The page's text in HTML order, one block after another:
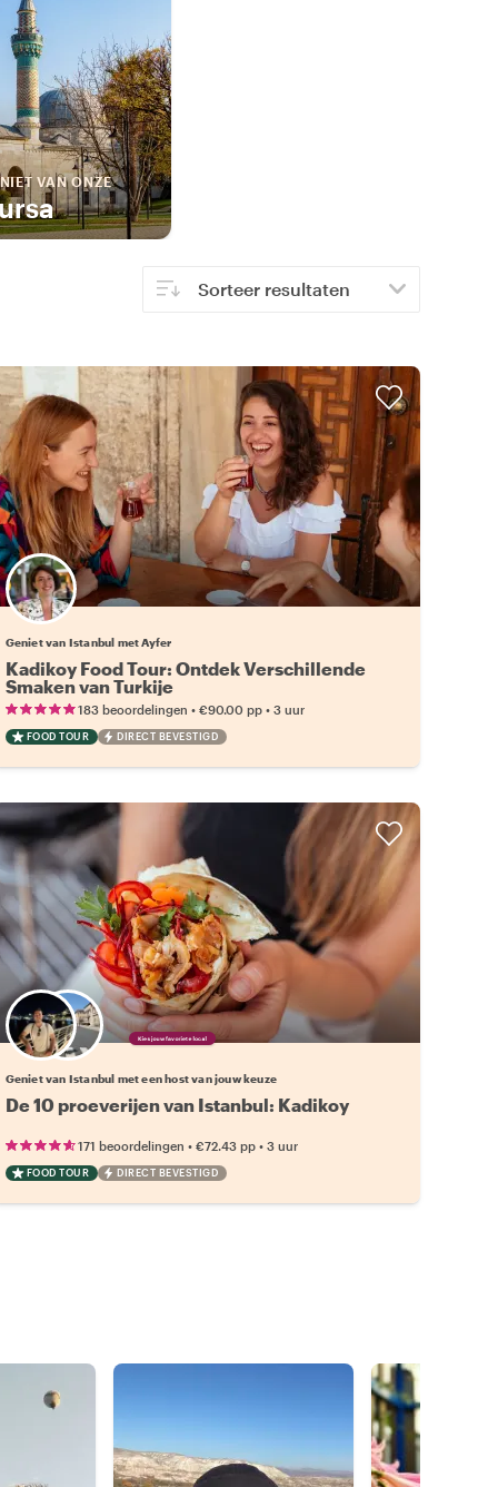
VAN ONZE
Sorteer resultaten
Geniet van Istanbul met Ayfer
Kadikoy Food Tour: Ontdek Verschillende
Smaken van Turkije
183 beoordelingen • €90.00 pp• 3 uur
FOOD TOUR DIRECT BEVESTIGD
Kies jouw favoriete local
Geniet van Istanbul met een host van jouw keuze
De 10 proeverijen van Istanbul: Kadikoy
171 beoordelingen • €72.43 pp• 3 uur
FOOD TOUR DIRECT BEVESTIGD